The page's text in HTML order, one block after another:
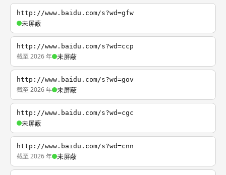
http://www.baidu.com/s?wd=gfw
未屏蔽
http://www.baidu.com/s?wd=ccp
截至 2026 年 未屏蔽
http://www.baidu.com/s?wd=gov
截至 2026 年 未屏蔽
http://www.baidu.com/s?wd=cgc
未屏蔽
http://www.baidu.com/s?wd=cnn
截至 2026 年 未屏蔽